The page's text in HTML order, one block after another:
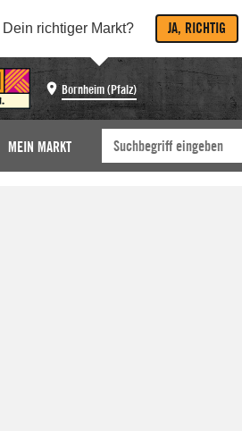
Dein richtiger Markt? JA, RICHTIG
Bornheim (Pfalz)
MEIN MARKT